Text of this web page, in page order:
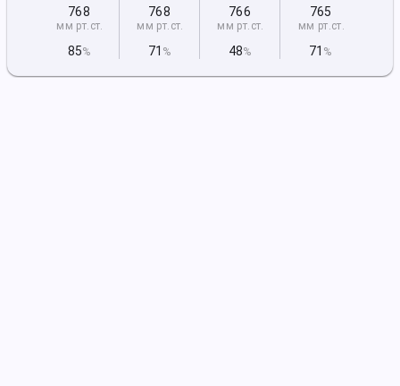
768
мм рт.ст.
85%
768
мм рт.ст.
71 %
766
мм рт.ст.
48%
765
мм рт.ст.
71 %